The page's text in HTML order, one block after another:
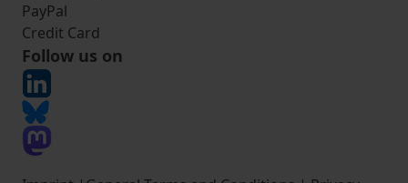
PayPal
Credit Card
Follow us on